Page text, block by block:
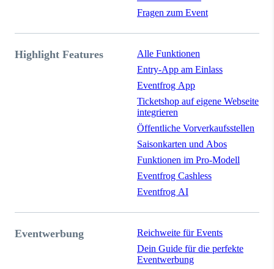
Fragen zum Event
Highlight Features
Alle Funktionen
Entry-App am Einlass
Eventfrog App
Ticketshop auf eigene Webseite
integrieren
Öffentliche Vorverkaufsstellen
Saisonkarten und Abos
Funktionen im Pro-Modell
Eventfrog Cashless
Eventfrog AI
Eventwerbung
Reichweite für Events
Dein Guide für die perfekte
Eventwerbung